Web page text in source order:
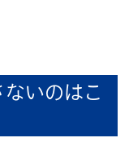
いのはこ